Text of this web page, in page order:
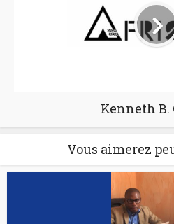
Kenneth B.
Vous aimerez